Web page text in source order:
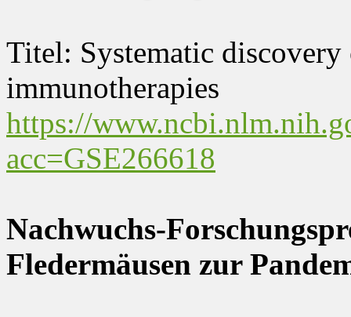
Titel: Systematic
immunotherapies
https://
acc=GSE266618
Nachwuchs-
Fledermäusen zur